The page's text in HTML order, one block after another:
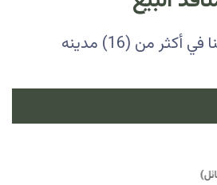
أكثر من (16) مدينه